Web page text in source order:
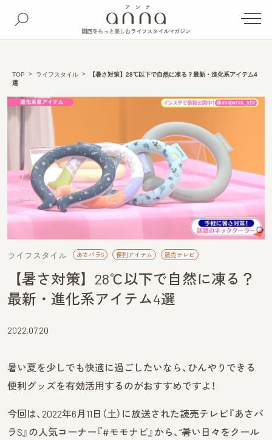
関西をもっと楽しむライフスタイルマガジン
TOP ライフスタイル
【暑さ対策】28℃以下で自然に凍る？最新・進化系アイテム4
選
ライフスタイル あさパラS 便利アイテム 読売テレビ
【暑さ対策】28℃以下で自然に凍る？
最新・進化系アイテム4選
2022.07.20
暑い夏を少しでも快適に過ごしたいなら、ひんやりできる
便利グッズを有効活用するのがおすすめですよ！
今回は、2022年6月11日（土）に放送された読売テレビ『あさパ
ラS』の人気コーナー『#モモナビ』から、“暑い日々をクール